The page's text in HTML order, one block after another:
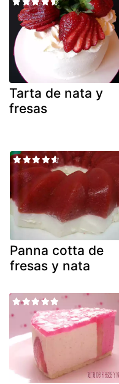
Tarta de nata y
fresas
Panna cotta de
fresas y nata